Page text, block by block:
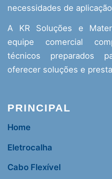
necessidades de
A KR Soluções e
equipe comercial
técnicos preparados
oferecer soluções e
PRINCIPAL
Home
Eletrocalha
Cabo Flexível